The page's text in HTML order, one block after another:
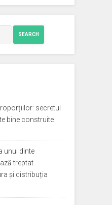
SEARCH
secretul
bine construite
unui dinte
treptat
și distribuția